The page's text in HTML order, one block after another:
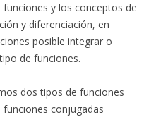
y los conceptos de
y diferenciación, en
posible integrar o
de funciones.
dos tipos de funciones
conjugadas